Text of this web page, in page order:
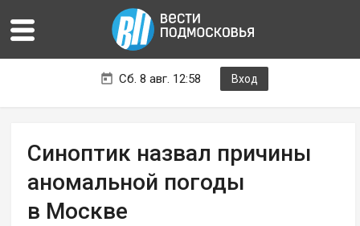
Сб. 8 авг. 12:58 Вход
Синоптик назвал причины
аномальной погоды
в Москве